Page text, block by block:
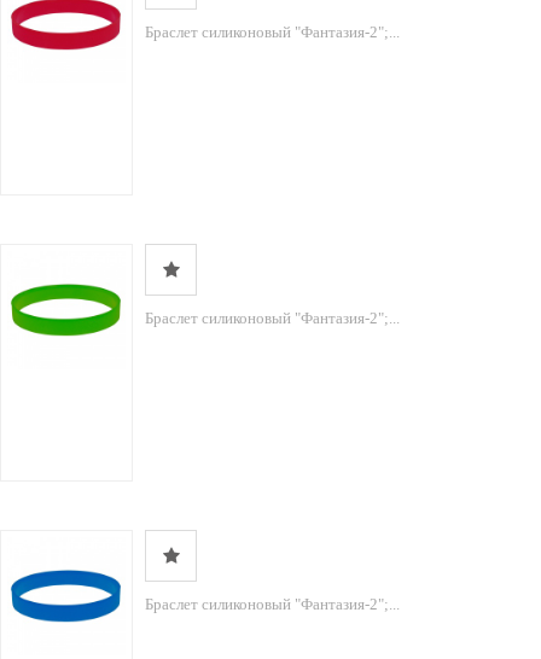
Браслет силиконовый "Фантазия-2";...
Браслет силиконовый "Фантазия-2";...
Браслет силиконовый "Фантазия-2";...